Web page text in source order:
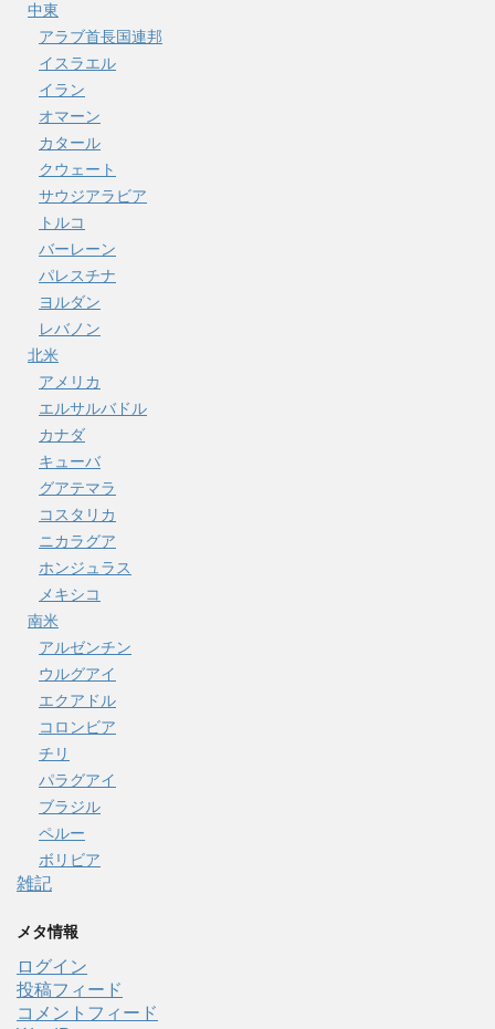
中東
アラブ首長国連邦
イスラエル
イラン
オマーン
カタール
クウェート
サウジアラビア
トルコ
バーレーン
パレスチナ
ヨルダン
レバノン
北米
アメリカ
エルサルバドル
カナダ
キューバ
グアテマラ
コスタリカ
ニカラグア
ホンジュラス
メキシコ
南米
アルゼンチン
ウルグアイ
エクアドル
コロンビア
チリ
パラグアイ
ブラジル
ペルー
ボリビア
雑記
メタ情報
ログイン
投稿フィード
コメントフィード